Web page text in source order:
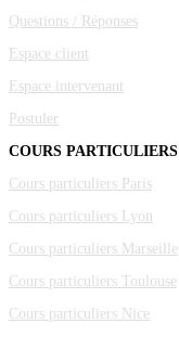
Questions / Réponses
Espace client
Espace intervenant
Postuler
COURS PARTICULIERS
Cours particuliers Paris
Cours particuliers Lyon
Cours particuliers Marseille
Cours particuliers Toulouse
Cours particuliers Nice